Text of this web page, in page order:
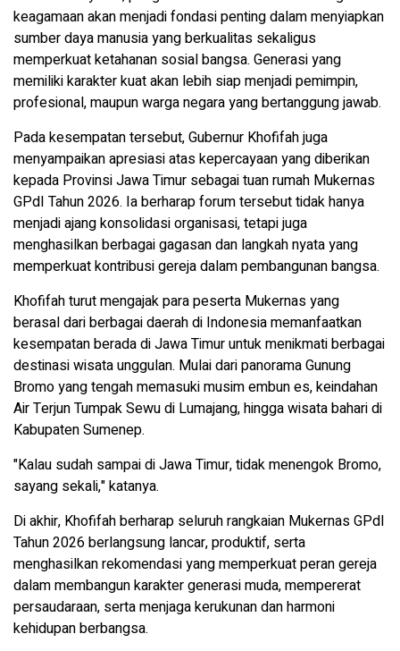
keagamaan akan menjadi fondasi penting dalam menyiapkan
sumber daya manusia yang berkualitas sekaligus
memperkuat ketahanan sosial bangsa. Generasi yang
memiliki karakter kuat akan lebih siap menjadi pemimpin,
profesional, maupun warga negara yang bertanggung jawab.
Pada kesempatan tersebut, Gubernur Khofifah juga
menyampaikan apresiasi atas kepercayaan yang diberikan
kepada Provinsi Jawa Timur sebagai tuan rumah Mukernas
GPdI Tahun 2026. Ia berharap forum tersebut tidak hanya
menjadi ajang konsolidasi organisasi, tetapi juga
menghasilkan berbagai gagasan dan langkah nyata yang
memperkuat kontribusi gereja dalam pembangunan bangsa.
Khofifah turut mengajak para peserta Mukernas yang
berasal dari berbagai daerah di Indonesia memanfaatkan
kesempatan berada di Jawa Timur untuk menikmati berbagai
destinasi wisata unggulan. Mulai dari panorama Gunung
Bromo yang tengah memasuki musim embun es, keindahan
Air Terjun Tumpak Sewu di Lumajang, hingga wisata bahari di
Kabupaten Sumenep.
"Kalau sudah sampai di Jawa Timur, tidak menengok Bromo,
sayang sekali," katanya.
Di akhir, Khofifah berharap seluruh rangkaian Mukernas GPdI
Tahun 2026 berlangsung lancar, produktif, serta
menghasilkan rekomendasi yang memperkuat peran gereja
dalam membangun karakter generasi muda, mempererat
persaudaraan, serta menjaga kerukunan dan harmoni
kehidupan berbangsa.